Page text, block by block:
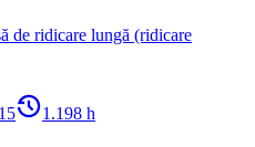
de ridicare lungă (ridicare
history_21.198 h